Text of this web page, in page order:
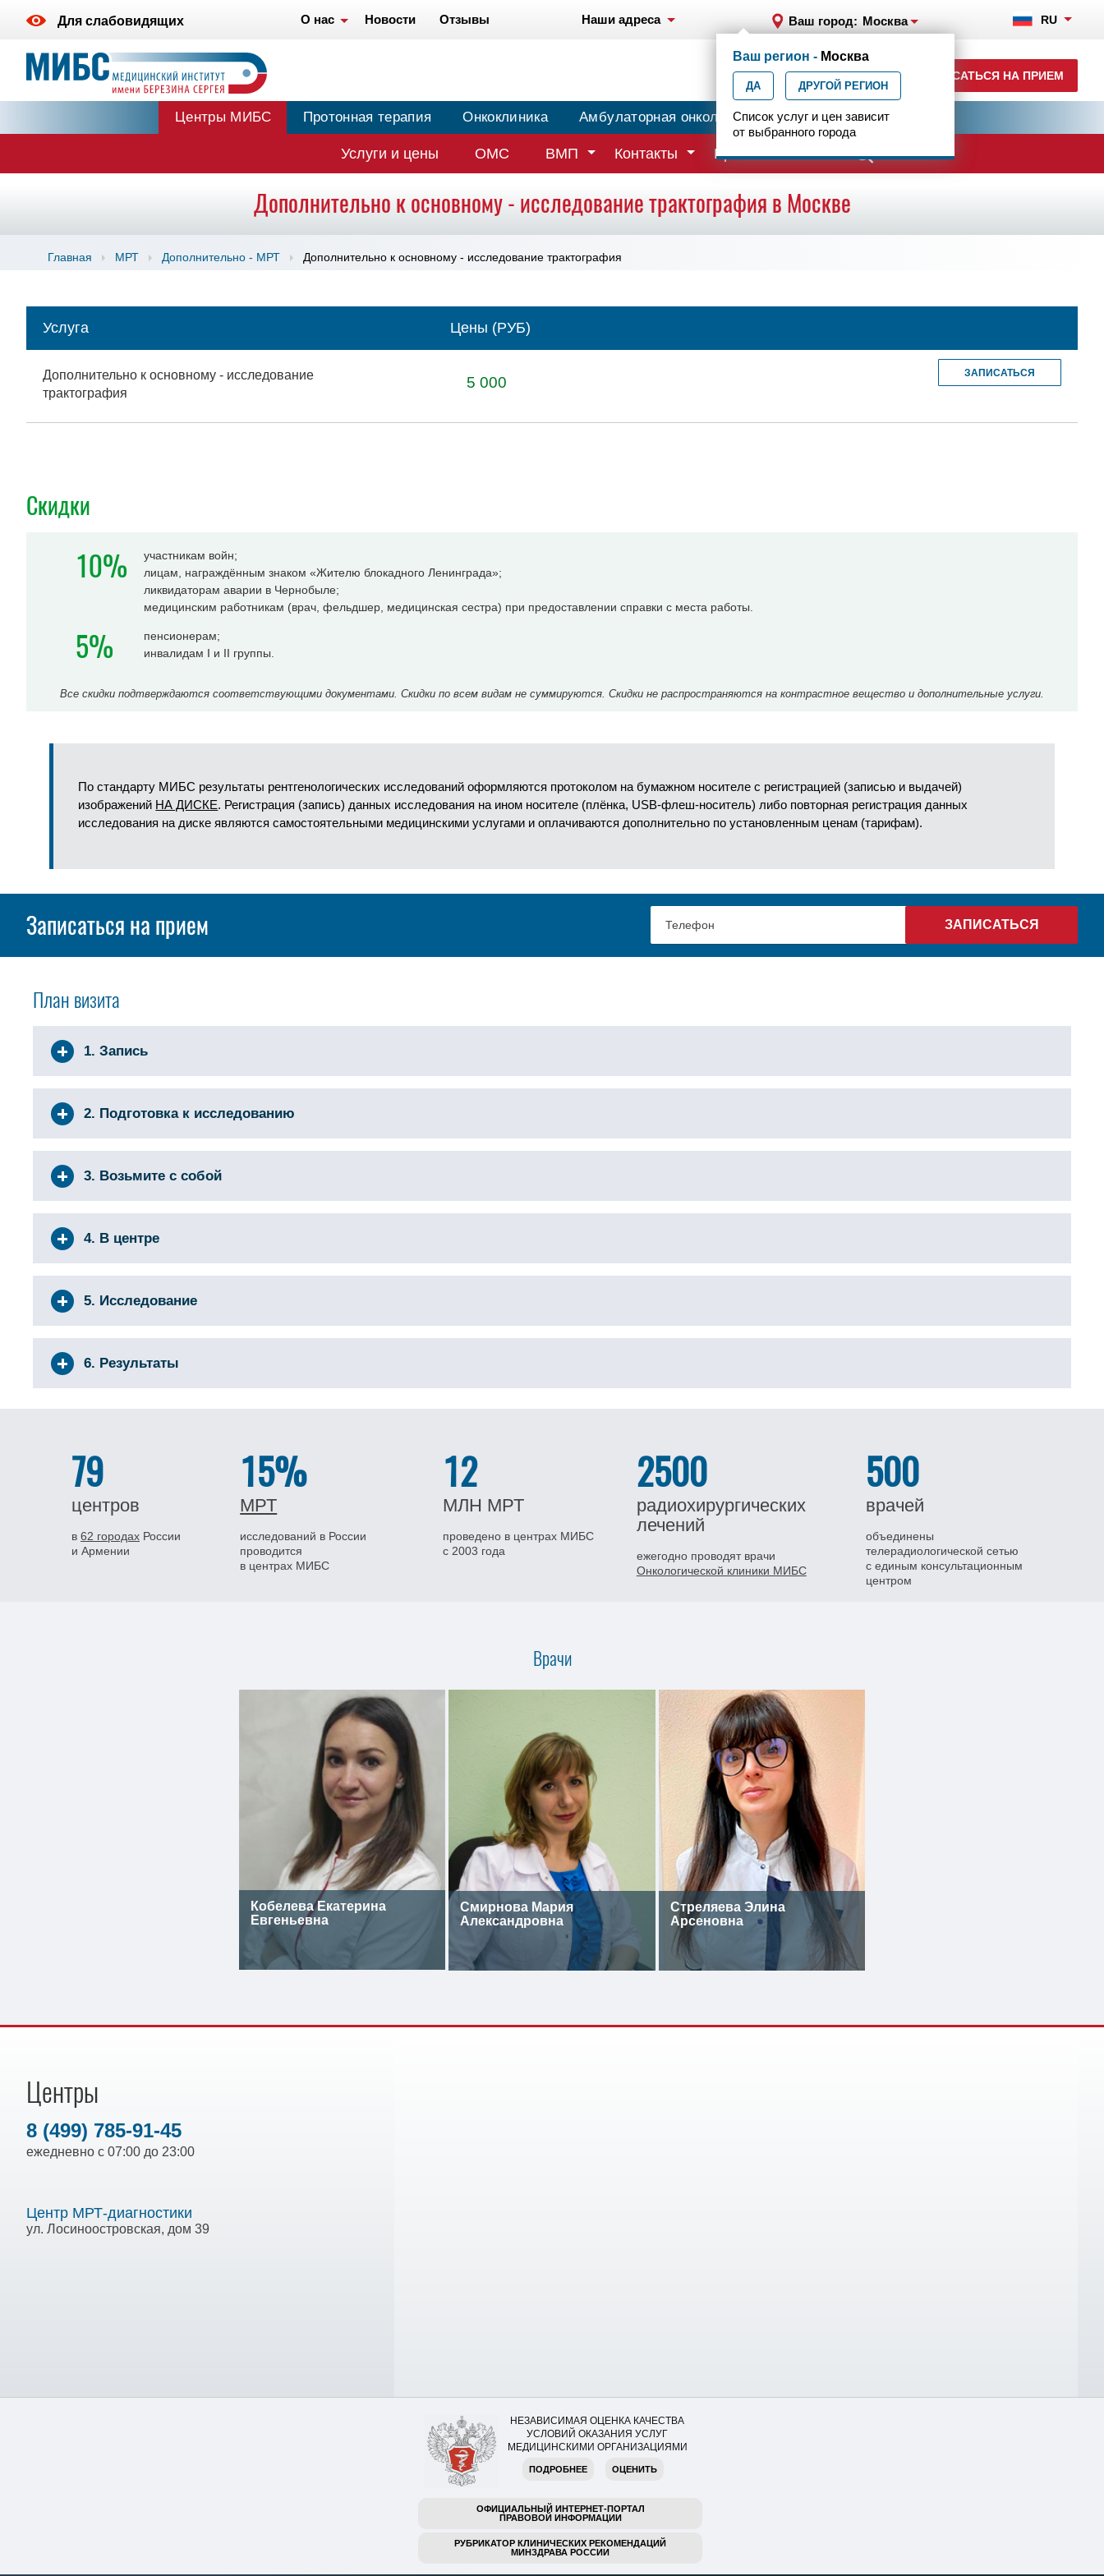
Для слабовидящих О нас Новости Отзывы Наши адреса Ваш город: Москва RU
8 (499) 785-91-45
ежедневно с 07:00 до 23:00
ЗАПИСАТЬСЯ НА ПРИЕМ
Ваш регион - Москва
ДА ДРУГОЙ РЕГИОН
Список услуг и цен зависит
от выбранного города
Центры МИБС Протонная терапия Онкоклиника Амбулаторная онкология Центр эпилептологии
Услуги и цены ОМС ВМП Контакты Врачи
Дополнительно к основному - исследование трактография в Москве
Главная МРТ Дополнительно - МРТ Дополнительно к основному - исследование трактография
Услуга Цены (РУБ)
Дополнительно к основному - исследование
трактография
5 000
ЗАПИСАТЬСЯ
Скидки
10%
участникам войн;
лицам, награждённым знаком «Жителю блокадного Ленинграда»;
ликвидаторам аварии в Чернобыле;
медицинским работникам (врач, фельдшер, медицинская сестра) при предоставлении справки с места работы.
5%
пенсионерам;
инвалидам I и II группы.
Все скидки подтверждаются соответствующими документами. Скидки по всем видам не суммируются. Скидки не распространяются на контрастное вещество и дополнительные услуги.
По стандарту МИБС результаты рентгенологических исследований оформляются протоколом на бумажном носителе с регистрацией (записью и выдачей)
изображений НА ДИСКЕ. Регистрация (запись) данных исследования на ином носителе (плёнка, USB-флеш-носитель) либо повторная регистрация данных
исследования на диске являются самостоятельными медицинскими услугами и оплачиваются дополнительно по установленным ценам (тарифам).
Записаться на прием
План визита
1. Запись
2. Подготовка к исследованию
3. Возьмите с собой
4. В центре
5. Исследование
6. Результаты
79
центров
в 62 городах России
и Армении
15%
МРТ
исследований в России
проводится
в центрах МИБС
12
МЛН МРТ
проведено в центрах МИБС
с 2003 года
2500
радиохирургических
лечений
ежегодно проводят врачи
Онкологической клиники МИБС
500
врачей
объединены
телерадиологической сетью
с единым консультационным
центром
Врачи
Кобелева Екатерина
Евгеньевна
Смирнова Мария
Александровна
Стреляева Элина
Арсеновна
Центры
8 (499) 785-91-45
ежедневно с 07:00 до 23:00
Центр МРТ-диагностики
ул. Лосиноостровская, дом 39
НЕЗАВИСИМАЯ ОЦЕНКА КАЧЕСТВА
УСЛОВИЙ ОКАЗАНИЯ УСЛУГ
МЕДИЦИНСКИМИ ОРГАНИЗАЦИЯМИ
ПОДРОБНЕЕ ОЦЕНИТЬ
ОФИЦИАЛЬНЫЙ ИНТЕРНЕТ-ПОРТАЛ
ПРАВОВОЙ ИНФОРМАЦИИ
РУБРИКАТОР КЛИНИЧЕСКИХ РЕКОМЕНДАЦИЙ
МИНЗДРАВА РОССИИ